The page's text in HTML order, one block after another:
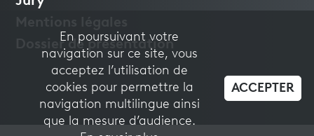
Dossier de présentation
En poursuivant votre
navigation sur ce site, vous
acceptez l’utilisation de
cookies pour permettre la
navigation multilingue ainsi
que la mesure d’audience.
ACCEPTER